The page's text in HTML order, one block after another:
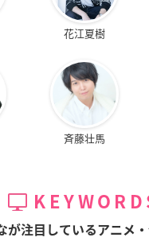
花江夏樹
斉藤壮馬
が注目しているアニメ